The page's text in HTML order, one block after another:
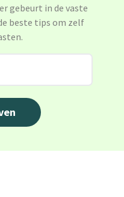
gebeurt in de vaste
beste tips om zelf